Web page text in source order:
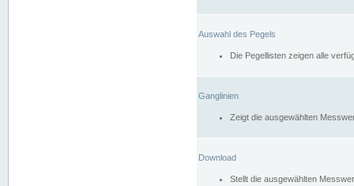
Auswahl des Pegels
Die Pegellisten zeigen alle
Ganglinien
Zeigt die ausgewählten
Download
Stellt die ausgewählten